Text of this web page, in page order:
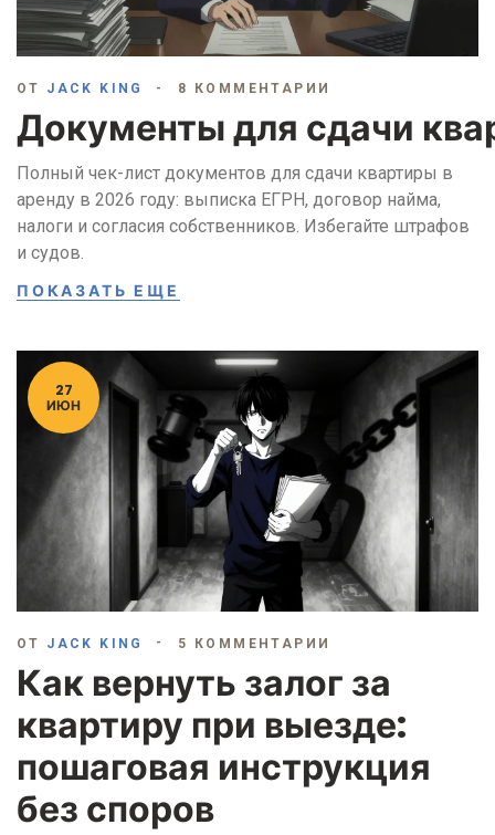
ОТ JACK KING 8 КОММЕНТАРИИ
Документы для сдачи
Полный чек-лист документов для сдачи квартиры в
аренду в 2026 году: выписка ЕГРН, договор найма,
налоги и согласия собственников. Избегайте штрафов
и судов.
ПОКАЗАТЬ ЕЩЕ
27
ИЮН
ОТ JACK KING 5 КОММЕНТАРИИ
Как вернуть залог за
квартиру при выезде:
пошаговая инструкция
без споров